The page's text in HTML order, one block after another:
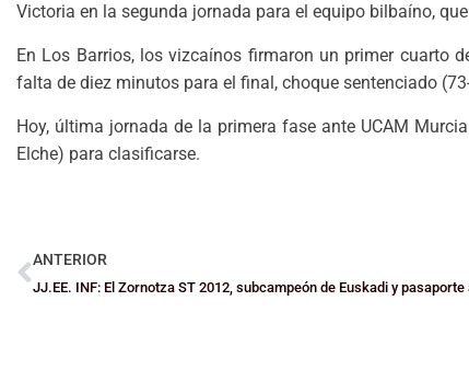
Victoria en la segunda jornada para el equipo bilbaíno,
En Los Barrios, los vizcaínos firmaron un primer cuarto
falta de diez minutos para el final, choque sentenciado
Hoy, última jornada de la primera fase ante UCAM
Elche) para clasificarse.
ANTERIOR